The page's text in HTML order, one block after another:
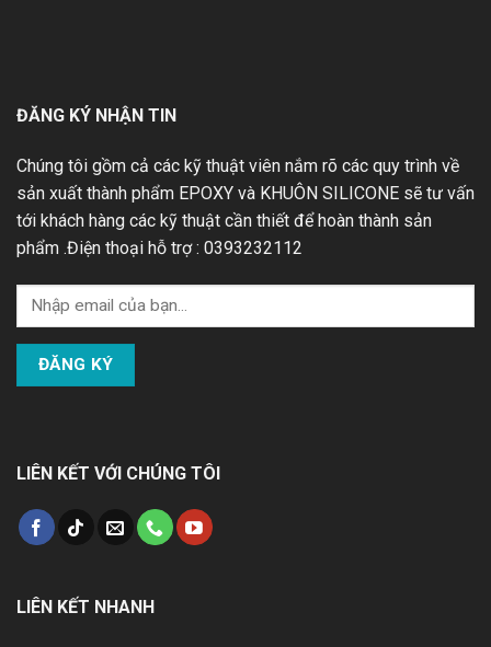
ĐĂNG KÝ NHẬN TIN
Chúng tôi gồm cả các kỹ thuật viên nắm rõ các quy trình về
sản xuất thành phẩm EPOXY và KHUÔN SILICONE sẽ tư vấn
tới khách hàng các kỹ thuật cần thiết để hoàn thành sản
phẩm .Điện thoại hỗ trợ : 0393232112
LIÊN KẾT VỚI CHÚNG TÔI
LIÊN KẾT NHANH